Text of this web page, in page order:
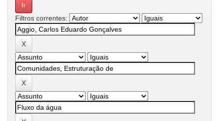
Filtros correntes: